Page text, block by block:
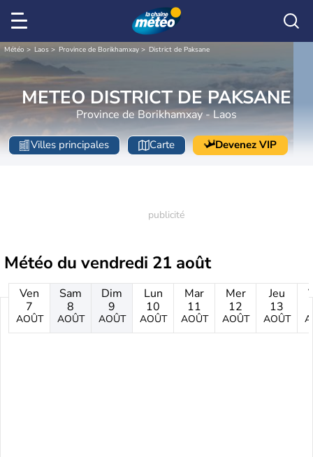
Météo Laos Province de Borikhamxay District de Paksane
METEO DISTRICT DE PAKSANE
Province de Borikhamxay - Laos
Villes principales Carte Devenez VIP
Météo du vendredi 21 août
Ven
7
AOÛT
Sam
8
AOÛT
Dim
9
AOÛT
Lun
10
AOÛT
Mar
11
AOÛT
Mer
12
AOÛT
Jeu
13
AOÛT